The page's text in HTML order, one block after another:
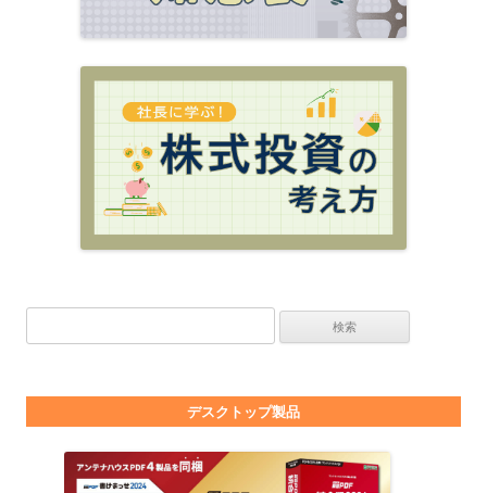
デスクトップ製品